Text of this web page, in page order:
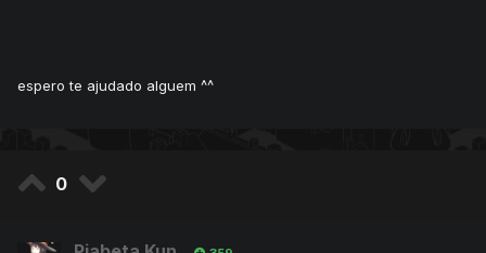
espero te ajudado alguem ^^
0